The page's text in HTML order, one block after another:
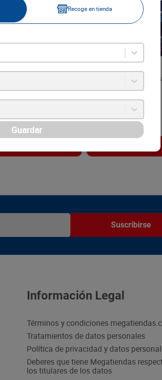
g
190
Detergente Líquido
Regular x 1800 ml
Suscribirse
Información Legal
Términos y condiciones
Tratamientos de datos personales
Política de privacidad y datos
Deberes que tiene Megatiendas
los titulares de los datos
Recoge en tienda
Guardar